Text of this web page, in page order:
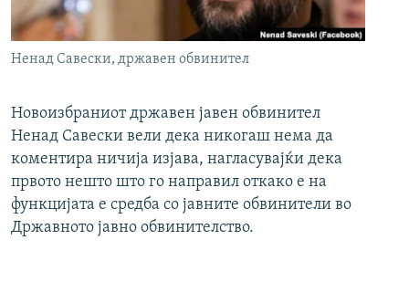
Ненад Савески, државен обвинител
Новоизбраниот државен јавен обвинител
Ненад Савески вели дека никогаш нема да
коментира ничија изјава, нагласувајќи дека
првото нешто што го направил откако е на
функцијата е средба со јавните обвинители во
Државното јавно обвинителство.